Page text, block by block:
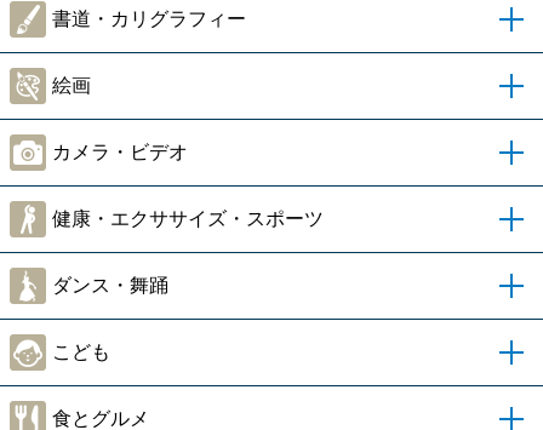
書道・カリグラフィー
絵画
カメラ・ビデオ
健康・エクササイズ・スポーツ
ダンス・舞踊
こども
食とグルメ